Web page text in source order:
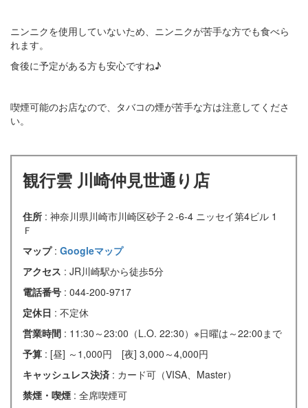
ニンニクを使用していないため、ニンニクが苦手な方でも食べら
れます。
食後に予定がある方も安心ですね♪
喫煙可能のお店なので、タバコの煙が苦手な方は注意してくださ
い。
観行雲 川崎仲見世通り店
住所 : 神奈川県川崎市川崎区砂子２-6-4 ニッセイ第4ビル 1
Ｆ
マップ : Googleマップ
アクセス : JR川崎駅から徒歩5分
電話番号 : 044-200-9717
定休日 : 不定休
営業時間 : 11:30～23:00（L.O. 22:30）※日曜は～22:00まで
予算 : [昼] ～1,000円 [夜] 3,000～4,000円
キャッシュレス決済 : カード可（VISA、Master）
禁煙・喫煙 : 全席喫煙可